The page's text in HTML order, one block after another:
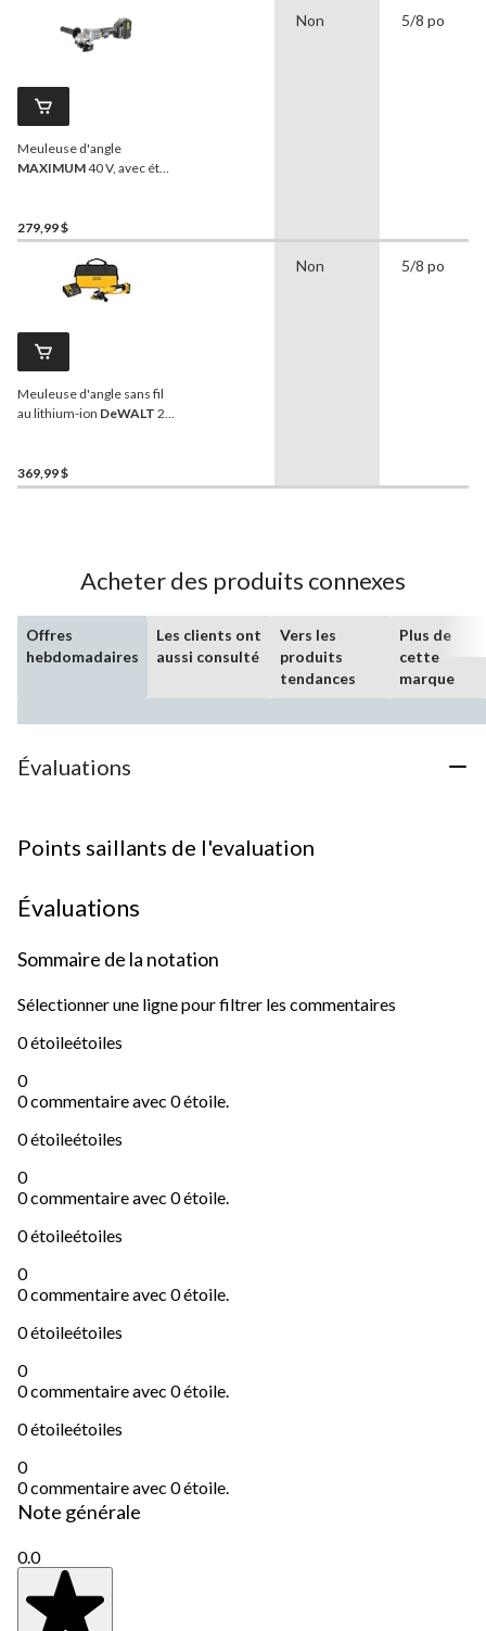
Meuleuse d'angle
MAXIMUM40 V, avec étui
279,99 $
Non 5/8 po
Meuleuse d'angle sans fil
au lithium-ion DeWALT 20
tr/min
369,99 $
Non 5/8 po
Acheter des produits connexes
Offres
hebdomadaires
Les clients ont
aussi consulté
Vers les
produits
tendances
Plus de
cette
marque
Évaluations
Points saillants de l'evaluation
Évaluations
Sommaire de la notation
Sélectionner une ligne pour filtrer les commentaires
0 étoileétoiles
0
0 commentaire avec 0 étoile.
0 étoileétoiles
0
0 commentaire avec 0 étoile.
0 étoileétoiles
0
0 commentaire avec 0 étoile.
0 étoileétoiles
0
0 commentaire avec 0 étoile.
0 étoileétoiles
0
0 commentaire avec 0 étoile.
Note générale
0.0